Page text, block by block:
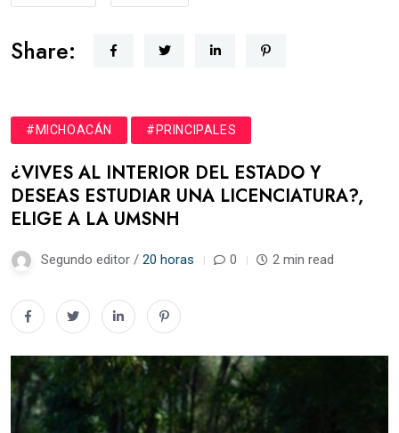
Share:
#MICHOACÁN #PRINCIPALES
¿VIVES AL INTERIOR DEL ESTADO Y
DESEAS ESTUDIAR UNA LICENCIATURA?,
ELIGE A LA UMSNH
Segundo editor / 20 horas 0 2 min read